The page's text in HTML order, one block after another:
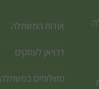
אודות המשתלה
דרויאן לעסקים
משלוחים במשתלה